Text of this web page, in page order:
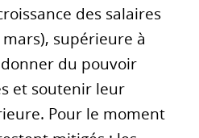
des salaires
supérieure à
du pouvoir
et soutenir leur
Pour le moment